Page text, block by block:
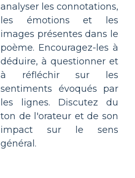
analyser les connotations,
les émotions et les
images présentes dans le
poème. Encouragez-les à
déduire, à questionner et
à réfléchir sur les
sentiments évoqués par
les lignes. Discutez du
ton de l'orateur et de son
impact sur le sens
général.